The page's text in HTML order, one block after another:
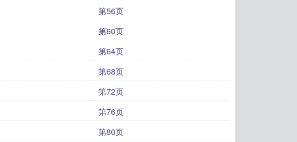
第56页
第60页
第64页
第68页
第72页
第76页
第80页